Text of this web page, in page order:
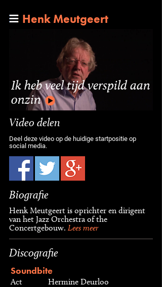
Henk Meutgeert
Ik heb veel tijd verspild aan
onzin
Video delen
Deel deze video op de huidige startpositie op
social media.
Biografie
Henk Meutgeert is oprichter en dirigent
van het Jazz Orchestra of the
Concertgebouw. Lees meer
Discografie
Soundbite
Act
Hermine Deurloo